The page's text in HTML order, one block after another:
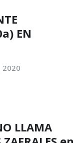
EN
2020
LLAMA